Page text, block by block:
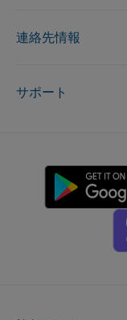
連絡先情報
サポート